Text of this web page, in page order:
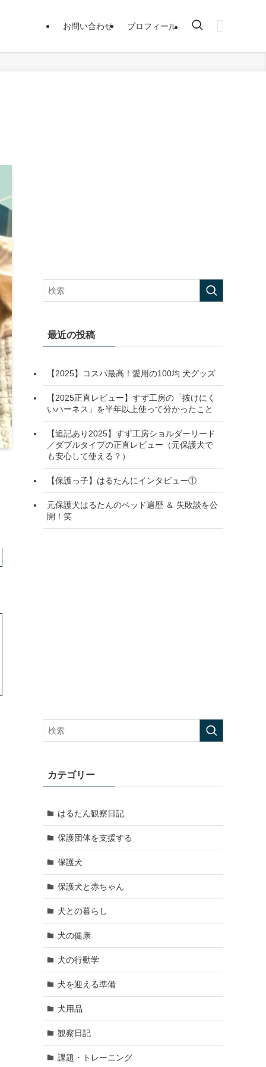
お問い合わせ プロフィール
最近の投稿
【2025】コスパ最高！愛用の100均 犬グッズ
【2025正直レビュー】すず工房の「抜けにく
いハーネス」を半年以上使って分かったこと
【追記あり2025】すず工房ショルダーリード
／ダブルタイプの正直レビュー（元保護犬で
も安心して使える？）
【保護っ子】はるたんにインタビュー①
元保護犬はるたんのベッド遍歴 ＆ 失敗談を公
開！笑
カテゴリー
はるたん観察日記
保護団体を支援する
保護犬
保護犬と赤ちゃん
犬との暮らし
犬の健康
犬の行動学
犬を迎える準備
犬用品
観察日記
課題・トレーニング